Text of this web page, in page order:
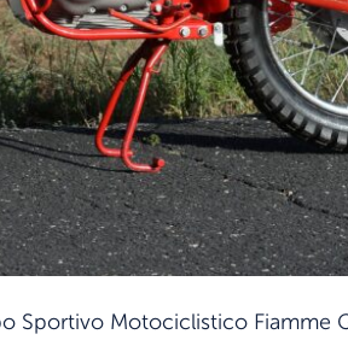
Sportivo Motociclistico Fiamme